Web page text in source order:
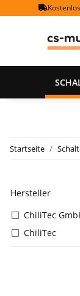
Startseite
Hersteller
ChiliTec
ChiliTec